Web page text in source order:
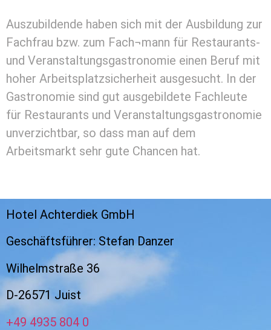
Auszubildende haben sich mit der Ausbildung zur
Fachfrau bzw. zum Fach¬mann für Restaurants-
und Veranstaltungsgastronomie einen Beruf mit
hoher Arbeitsplatzsicherheit ausgesucht. In der
Gastronomie sind gut ausgebildete Fachleute
für Restaurants und Veranstaltungsgastronomie
unverzichtbar, so dass man auf dem
Arbeitsmarkt sehr gute Chancen hat.
Hotel Achterdiek GmbH
Geschäftsführer: Stefan Danzer
Wilhelmstraße 36
D-26571 Juist
+49 4935 804 0